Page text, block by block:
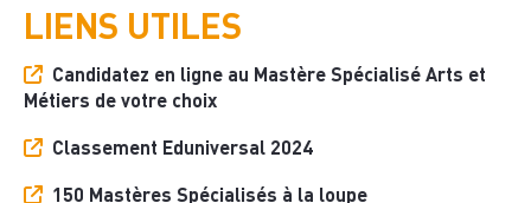
LIENS UTILES
Candidatez en ligne au Mastère Spécialisé Arts et
Métiers de votre choix
Classement Eduniversal 2024
150 Mastères Spécialisés à la loupe